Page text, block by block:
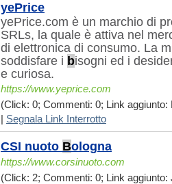
yePrice
yePrice.com è un marchio di
SRLs, la quale è attiva nel
di elettronica di consumo. La
soddisfare i bisogni ed i
e curiosa.
https://www.yeprice.com
(Click: 0; Commenti: 0; Link aggiunto:
Segnala Link Interrotto
CSI nuoto Bologna
https://www.corsinuoto.com
(Click: 2; Commenti: 0; Link aggiunto: